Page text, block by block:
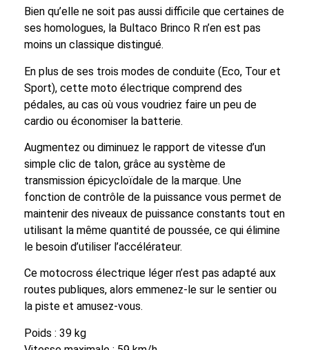
Bien qu’elle ne soit pas aussi difficile que certaines de
ses homologues, la Bultaco Brinco R n’en est pas
moins un classique distingué.
En plus de ses trois modes de conduite (Eco, Tour et
Sport), cette moto électrique comprend des
pédales, au cas où vous voudriez faire un peu de
cardio ou économiser la batterie.
Augmentez ou diminuez le rapport de vitesse d’un
simple clic de talon, grâce au système de
transmission épicycloïdale de la marque. Une
fonction de contrôle de la puissance vous permet de
maintenir des niveaux de puissance constants tout en
utilisant la même quantité de poussée, ce qui élimine
le besoin d’utiliser l’accélérateur.
Ce motocross électrique léger n’est pas adapté aux
routes publiques, alors emmenez-le sur le sentier ou
la piste et amusez-vous.
Poids : 39 kg